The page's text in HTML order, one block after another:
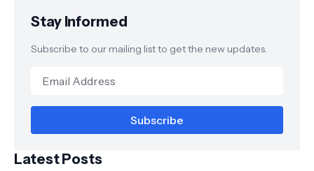
Stay Informed
Subscribe to our mailing list to get the new updates.
Latest Posts